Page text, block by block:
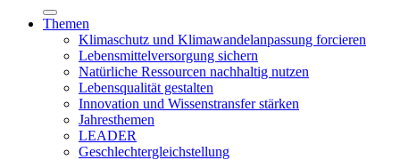
Themen
Klimaschutz und Klimawandelanpassung forcieren
Lebensmittelversorgung sichern
Natürliche Ressourcen nachhaltig nutzen
Lebensqualität gestalten
Innovation und Wissenstransfer stärken
Jahresthemen
LEADER
Geschlechtergleichstellung